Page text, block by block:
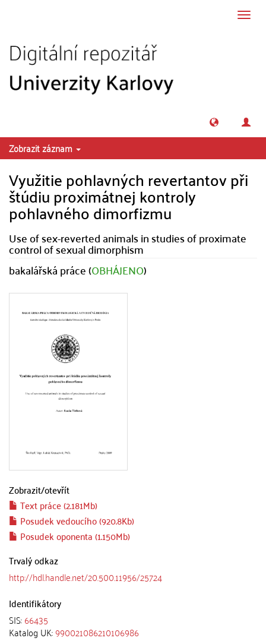
Zobrazit záznam
Využitie pohlavných revertantov při
štúdiu proximátnej kontroly
pohlavného dimorfizmu
Use of sex-reverted animals in studies of proximate
control of sexual dimorphism
bakalářská práce (OBHÁJENO)
Zobrazit/otevřít
Text práce (2.181Mb)
Posudek vedoucího (920.8Kb)
Posudek oponenta (1.150Mb)
Trvalý odkaz
http://hdl.handle.net/20.500.11956/25724
Identifikátory
SIS:66435
Katalog UK:990021086210106986